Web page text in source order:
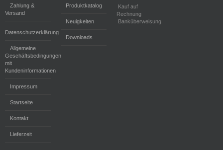
Zahlung &
Versand
Datenschutzerklärung
Allgemeine
Geschäftsbedingungen
mit
Kundeninformationen
Impressum
Startseite
Kontakt
Lieferzeit
Produktkatalog
Neuigkeiten
Downloads
Kauf auf
Rechnung
Banküberweisung